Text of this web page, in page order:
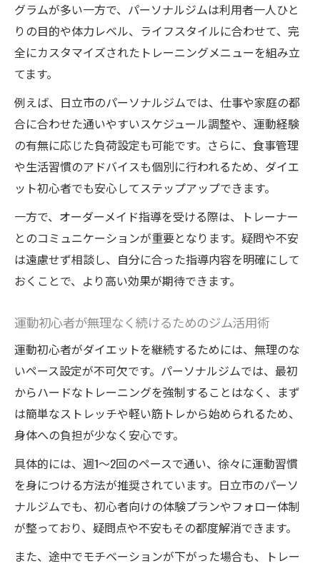
グラムが多い一方で、パーソナルジムは利用者一人ひと
りの目的や体力レベル、ライフスタイルに合わせて、完
全にカスタマイズされたトレーニングメニューを組み立
てます。
例えば、日立市のパーソナルジムでは、仕事や家庭の都
合に合わせた通いやすいスケジュール調整や、運動経験
の有無に応じた負荷設定も可能です。さらに、食事管理
や生活習慣のアドバイスも個別に行われるため、ダイエ
ット初心者でも安心してステップアップできます。
一方で、オーダーメイド指導を受ける際は、トレーナー
とのコミュニケーションが重要となります。疑問や不安
は遠慮せず相談し、自分に合った指導内容を明確にして
おくことで、より高い効果が期待できます。
運動初心者が無理なく続けるためのジム活用術
運動初心者がダイエットを継続するためには、無理のな
いペース設定が不可欠です。パーソナルジムでは、最初
からハードなトレーニングを強制することはなく、まず
は簡単なストレッチや軽い筋トレから始められるため、
身体への負担が少なく安心です。
具体的には、週1～2回のペースで通い、徐々に運動習慣
を身につける方法が推奨されています。日立市のパーソ
ナルジムでも、初心者向けの体験プランやフォロー体制
が整っており、疑問点や不安もその都度解消できます。
また、途中でモチベーションが下がった場合も、トレー